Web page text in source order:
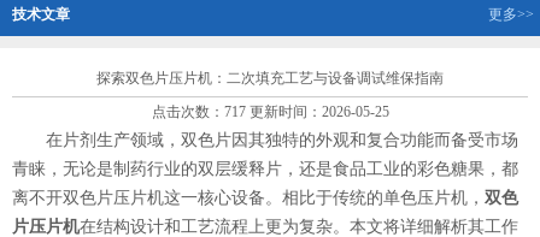
技术文章 更多>>
探索双色片压片机：二次填充工艺与设备调试维保指南
点击次数：717 更新时间：2026-05-25
在片剂生产领域，双色片因其独特的外观和复合功能而备受市场
青睐，无论是制药行业的双层缓释片，还是食品工业的彩色糖果，都
离不开双色片压片机这一核心设备。相比于传统的单色压片机， 双色
片压片机在结构设计和工艺流程上更为复杂。本文将详细解析其工作